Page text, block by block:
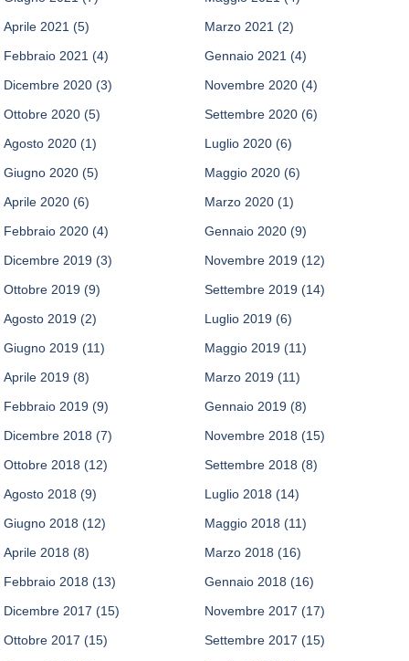
Aprile 2021 (5) Marzo 2021 (2)
Febbraio 2021 (4) Gennaio 2021 (4)
Dicembre 2020 (3) Novembre 2020 (4)
Ottobre 2020 (5) Settembre 2020 (6)
Agosto 2020 (1) Luglio 2020 (6)
Giugno 2020 (5) Maggio 2020 (6)
Aprile 2020 (6) Marzo 2020 (1)
Febbraio 2020 (4) Gennaio 2020 (9)
Dicembre 2019 (3) Novembre 2019 (12)
Ottobre 2019 (9) Settembre 2019 (14)
Agosto 2019 (2) Luglio 2019 (6)
Giugno 2019 (11) Maggio 2019 (11)
Aprile 2019 (8) Marzo 2019 (11)
Febbraio 2019 (9) Gennaio 2019 (8)
Dicembre 2018 (7) Novembre 2018 (15)
Ottobre 2018 (12) Settembre 2018 (8)
Agosto 2018 (9) Luglio 2018 (14)
Giugno 2018 (12) Maggio 2018 (11)
Aprile 2018 (8) Marzo 2018 (16)
Febbraio 2018 (13) Gennaio 2018 (16)
Dicembre 2017 (15) Novembre 2017 (17)
Ottobre 2017 (15) Settembre 2017 (15)